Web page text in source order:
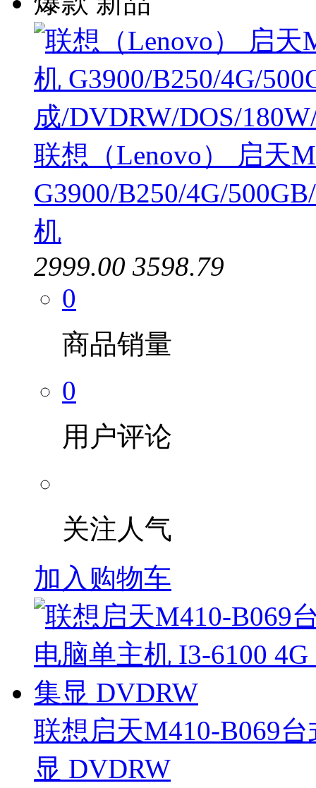
联想（Lenovo） 启天
G3900/B250/4G/
机
2999.00 3598.79
0
商品销量
0
用户评论
关注人气
加入购物车
联想启天M410-B069
显 DVDRW